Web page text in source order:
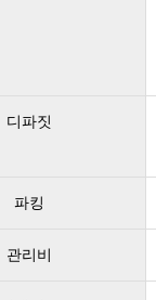
디파짓
파킹
관리비